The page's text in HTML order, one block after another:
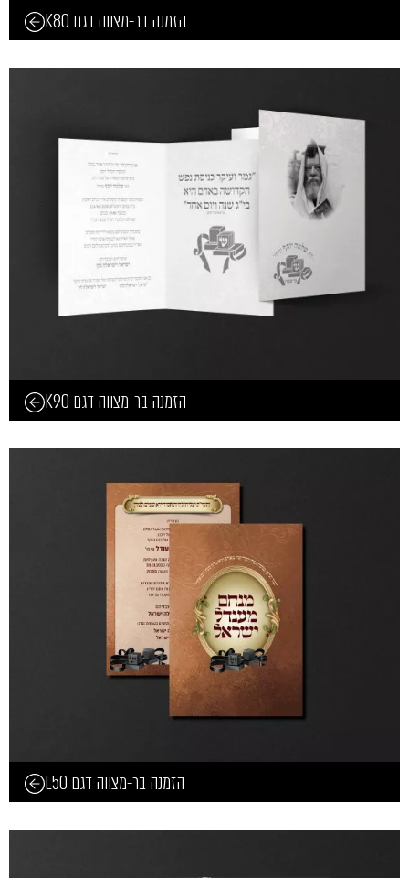
הזמנה בר-מצווה דגם K80
הזמנה בר-מצווה דגם K90
הזמנה בר-מצווה דגם L50